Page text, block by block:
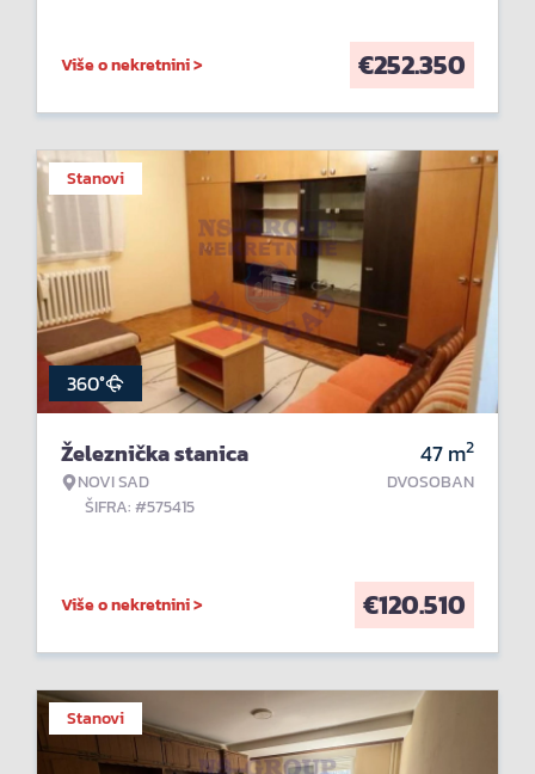
Više o nekretnini > €252.350
Stanovi
360°
Železnička stanica
NOVI SAD
ŠIFRA: #575415
47m2
DVOSOBAN
Više o nekretnini > €120.510
Stanovi